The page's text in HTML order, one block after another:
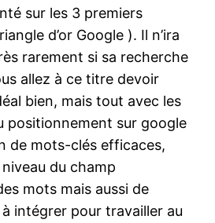
sur les 3 premiers
d’or Google ). Il n’ira
rarement si sa recherche
allez à ce titre devoir
bien, mais tout avec les
positionnement sur google
de mots-clés efficaces,
du champ
mots mais aussi de
intégrer pour travailler au